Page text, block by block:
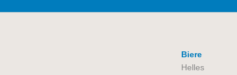
Biere
Helles